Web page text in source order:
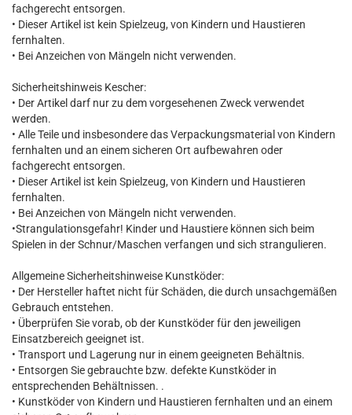
fachgerecht entsorgen.
• Dieser Artikel ist kein Spielzeug, von Kindern und Haustieren
fernhalten.
• Bei Anzeichen von Mängeln nicht verwenden.
Sicherheitshinweis Kescher:
• Der Artikel darf nur zu dem vorgesehenen Zweck verwendet
werden.
• Alle Teile und insbesondere das Verpackungsmaterial von Kindern
fernhalten und an einem sicheren Ort aufbewahren oder
fachgerecht entsorgen.
• Dieser Artikel ist kein Spielzeug, von Kindern und Haustieren
fernhalten.
• Bei Anzeichen von Mängeln nicht verwenden.
•Strangulationsgefahr! Kinder und Haustiere können sich beim
Spielen in der Schnur/Maschen verfangen und sich strangulieren.
Allgemeine Sicherheitshinweise Kunstköder:
• Der Hersteller haftet nicht für Schäden, die durch unsachgemäßen
Gebrauch entstehen.
• Überprüfen Sie vorab, ob der Kunstköder für den jeweiligen
Einsatzbereich geeignet ist.
• Transport und Lagerung nur in einem geeigneten Behältnis.
• Entsorgen Sie gebrauchte bzw. defekte Kunstköder in
entsprechenden Behältnissen. .
• Kunstköder von Kindern und Haustieren fernhalten und an einem